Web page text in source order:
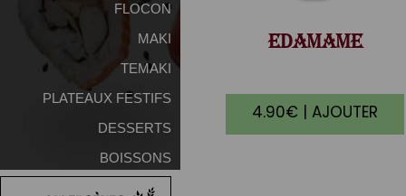
FLOCON
MAKI
TEMAKI
PLATEAUX FESTIFS
DESSERTS
BOISSONS
EDAMAME
4.90€ | AJOUTER